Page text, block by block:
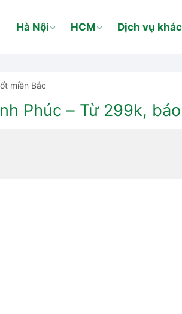
Hà Nội HCM Dịch vụ khác
miền Bắc
Phúc – Từ 299k,